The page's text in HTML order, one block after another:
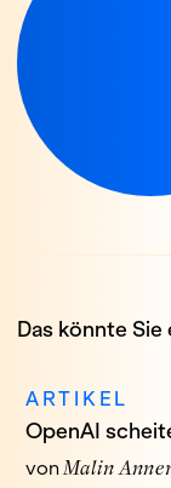
Das könnte
ARTIKEL
OpenAI
von Malin